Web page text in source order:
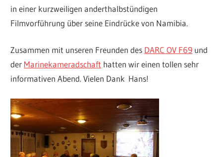
in einer kurzweiligen anderthalbstündigen
Filmvorführung über seine Eindrücke von Namibia.
Zusammen mit unseren Freunden des DARC OV F69 und
der Marinekameradschaft hatten wir einen tollen sehr
informativen Abend. Vielen Dank Hans!